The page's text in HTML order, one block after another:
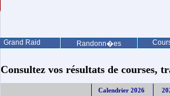
Grand Raid Randonn�es
Consultez vos résultats de courses,
Calendrier 2026